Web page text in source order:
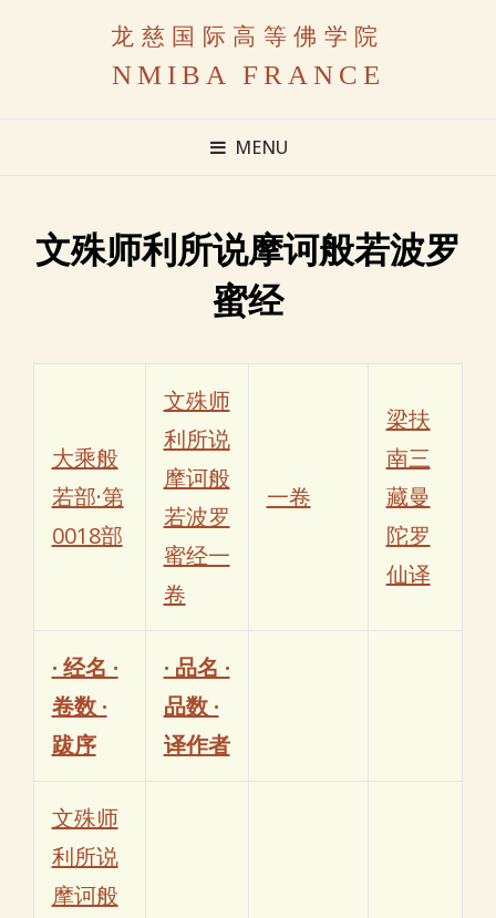
龙慈国际高等佛学院
NMIBA FRANCE
MENU
文殊师利所说摩诃般若波罗
蜜经
大乘般
若部·第
0018部
文殊师
利所说
摩诃般
若波罗
蜜经一
卷
一卷
梁扶
南三
藏曼
陀罗
仙译
· 经名 ·
卷数 ·
跋序
· 品名 ·
品数 ·
译作者
文殊师
利所说
摩诃般